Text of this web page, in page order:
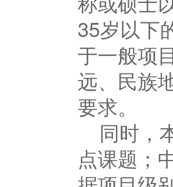
35岁以下
于一般项
远、民族
要求。
同时，
点课题；